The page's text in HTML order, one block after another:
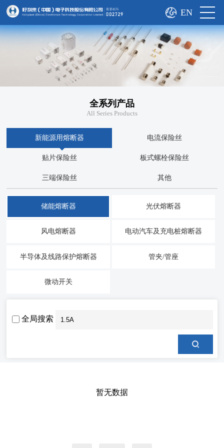
EN
全系列产品
All Series Products
新能源用熔断器 电流保险丝
贴片保险丝 板式螺栓保险丝
三端保险丝 其他
储能熔断器 光伏熔断器
风电熔断器 电动汽车及充电桩熔断器
半导体及线路保护熔断器 管夹/管座
微动开关
全局搜索
暂无数据